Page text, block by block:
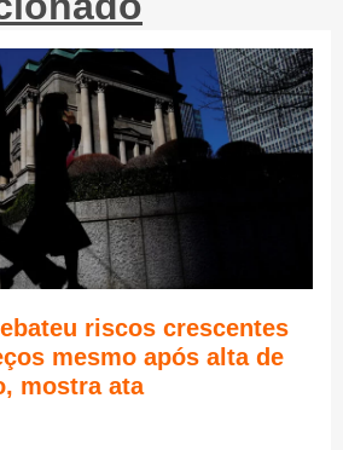
riscos crescentes
mesmo após alta de
mostra ata